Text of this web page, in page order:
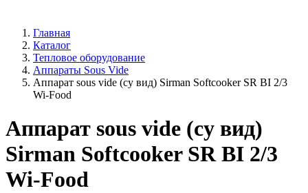
Главная
Каталог
Тепловое оборудование
Аппараты Sous Vide
Аппарат sous vide (су вид) Sirman Softcooker SR BI 2/3
Wi-Food
Аппарат sous vide (су вид)
Sirman Softcooker SR BI 2/3
Wi-Food